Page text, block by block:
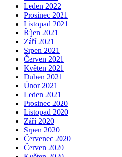
Leden 2022
Prosinec 2021
Listopad 2021
Říjen 2021
Září 2021
Srpen 2021
Červen 2021
Květen 2021
Duben 2021
Únor 2021
Leden 2021
Prosinec 2020
Listopad 2020
Září 2020
Srpen 2020
Červenec 2020
Červen 2020